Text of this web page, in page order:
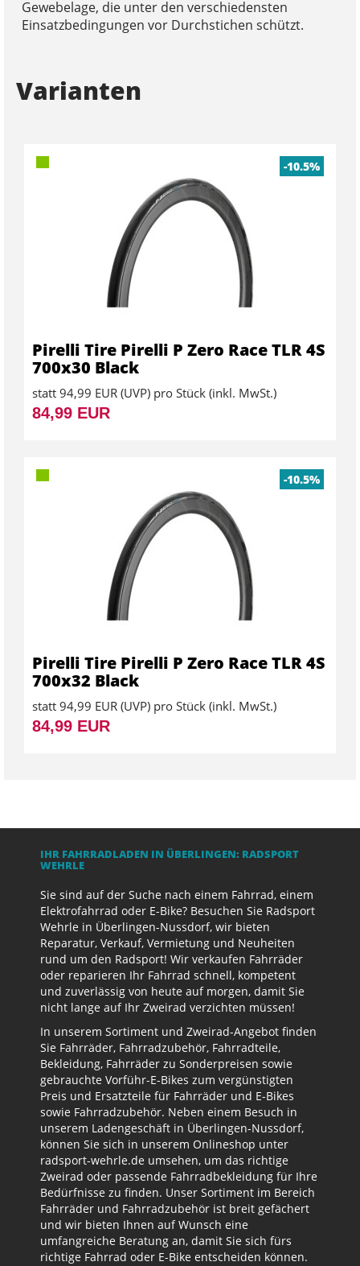
Gewebelage, die unter den verschiedensten
Einsatzbedingungen vor Durchstichen schützt.
Varianten
-10.5%
Pirelli Tire Pirelli P Zero Race TLR 4S
700x30 Black
statt 94,99 EUR (UVP) pro Stück (inkl. MwSt.)
84,99 EUR
-10.5%
Pirelli Tire Pirelli P Zero Race TLR 4S
700x32 Black
statt 94,99 EUR (UVP) pro Stück (inkl. MwSt.)
84,99 EUR
IHR FAHRRADLADEN IN ÜBERLINGEN: RADSPORT
WEHRLE
Sie sind auf der Suche nach einem Fahrrad, einem
Elektrofahrrad oder E-Bike? Besuchen Sie Radsport
Wehrle in Überlingen-Nussdorf, wir bieten
Reparatur, Verkauf, Vermietung und Neuheiten
rund um den Radsport! Wir verkaufen Fahrräder
oder reparieren Ihr Fahrrad schnell, kompetent
und zuverlässig von heute auf morgen, damit Sie
nicht lange auf Ihr Zweirad verzichten müssen!
In unserem Sortiment und Zweirad-Angebot finden
Sie Fahrräder, Fahrradzubehör, Fahrradteile,
Bekleidung, Fahrräder zu Sonderpreisen sowie
gebrauchte Vorführ-E-Bikes zum vergünstigten
Preis und Ersatzteile für Fahrräder und E-Bikes
sowie Fahrradzubehör. Neben einem Besuch in
unserem Ladengeschäft in Überlingen-Nussdorf,
können Sie sich in unserem Onlineshop unter
radsport-wehrle.de umsehen, um das richtige
Zweirad oder passende Fahrradbekleidung für Ihre
Bedürfnisse zu finden. Unser Sortiment im Bereich
Fahrräder und Fahrradzubehör ist breit gefächert
und wir bieten Ihnen auf Wunsch eine
umfangreiche Beratung an, damit Sie sich fürs
richtige Fahrrad oder E-Bike entscheiden können.